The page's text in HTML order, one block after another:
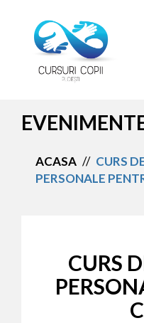
ACASA // CURS
PERSONALE
CURS